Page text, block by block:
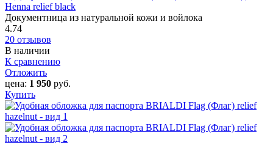
Henna relief black
Документница из натуральной кожи и войлока
4.74
20 отзывов
В наличии
К сравнению
Отложить
цена: 1 950 руб.
Купить